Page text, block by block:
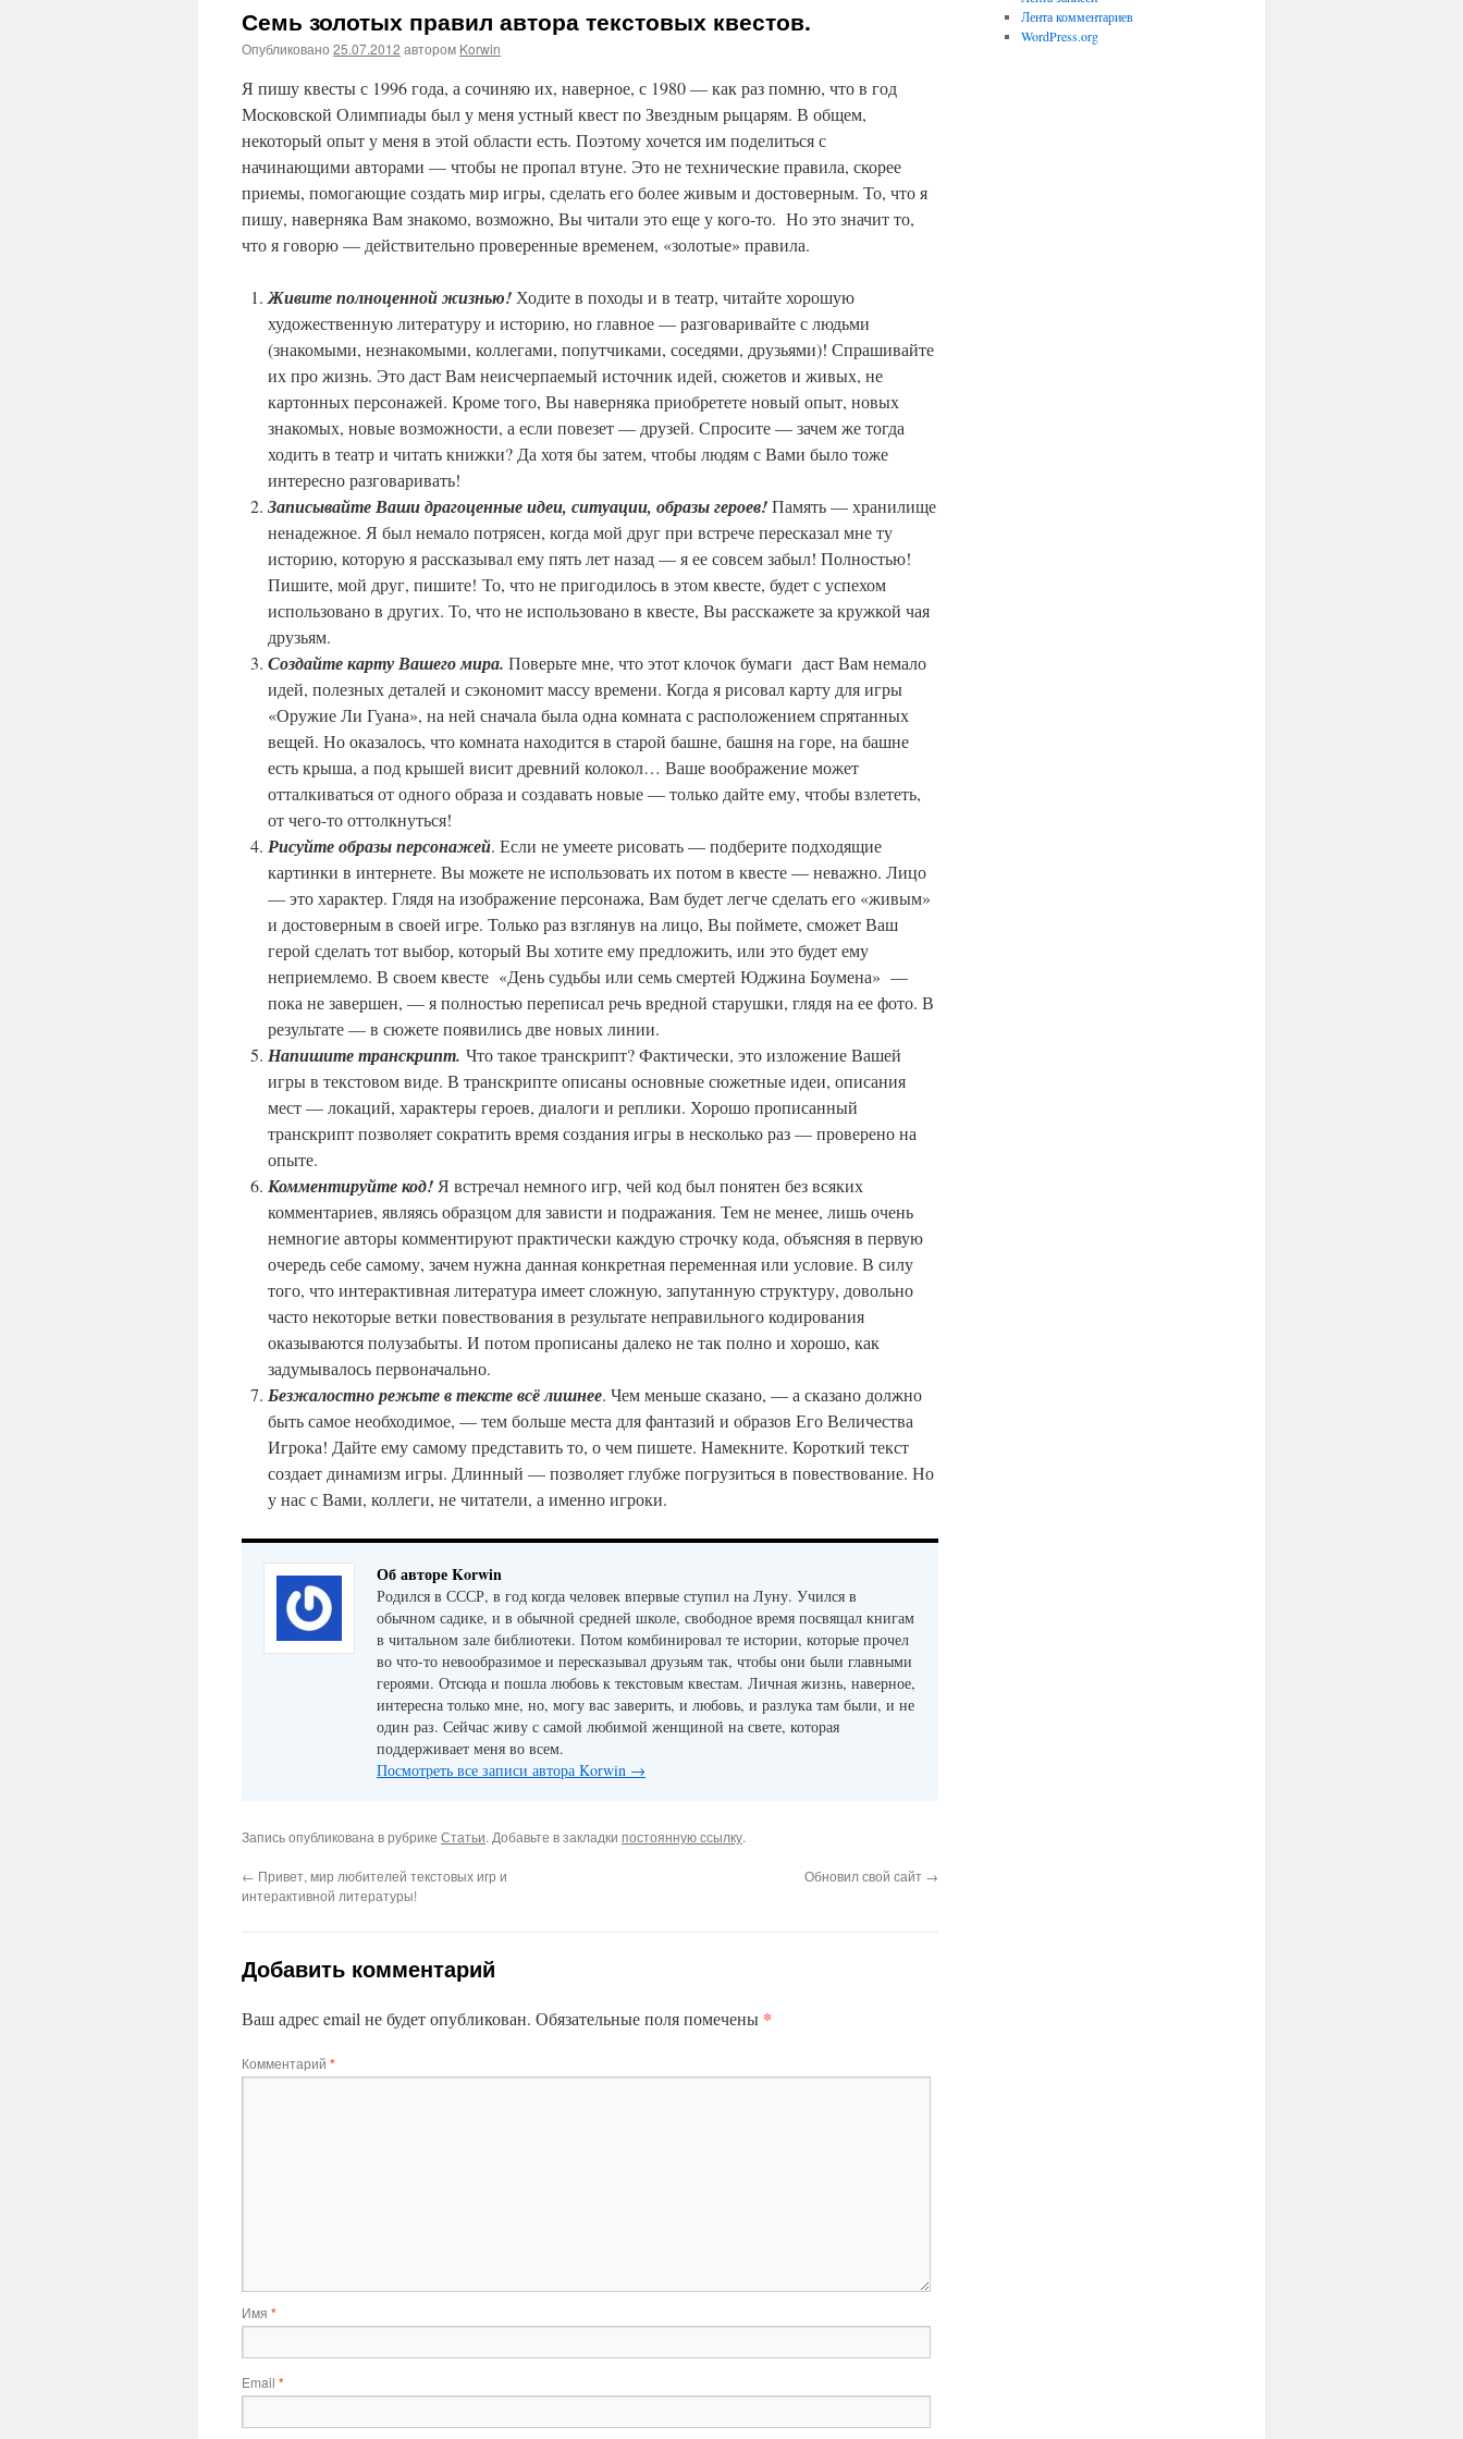
Семь золотых правил автора текстовых квестов.
Опубликовано 25.07.2012 автором Korwin
Я пишу квесты с 1996 года, а сочиняю их, наверное, с 1980 — как раз помню, что в год
Московской Олимпиады был у меня устный квест по Звездным рыцарям. В общем,
некоторый опыт у меня в этой области есть. Поэтому хочется им поделиться с
начинающими авторами — чтобы не пропал втуне. Это не технические правила, скорее
приемы, помогающие создать мир игры, сделать его более живым и достоверным. То, что я
пишу, наверняка Вам знакомо, возможно, Вы читали это еще у кого-то. Но это значит то,
что я говорю — действительно проверенные временем, «золотые» правила.
Живите полноценной жизнью! Ходите в походы и в театр, читайте хорошую
художественную литературу и историю, но главное — разговаривайте с людьми
(знакомыми, незнакомыми, коллегами, попутчиками, соседями, друзьями)! Спрашивайте
их про жизнь. Это даст Вам неисчерпаемый источник идей, сюжетов и живых, не
картонных персонажей. Кроме того, Вы наверняка приобретете новый опыт, новых
знакомых, новые возможности, а если повезет — друзей. Спросите — зачем же тогда
ходить в театр и читать книжки? Да хотя бы затем, чтобы людям с Вами было тоже
интересно разговаривать!
Записывайте Ваши драгоценные идеи, ситуации, образы героев!Память — хранилище
ненадежное. Я был немало потрясен, когда мой друг при встрече пересказал мне ту
историю, которую я рассказывал ему пять лет назад — я ее совсем забыл! Полностью!
Пишите, мой друг, пишите! То, что не пригодилось в этом квесте, будет с успехом
использовано в других. То, что не использовано в квесте, Вы расскажете за кружкой чая
друзьям.
Создайте карту Вашего мира. Поверьте мне, что этот клочок бумаги даст Вам немало
идей, полезных деталей и сэкономит массу времени. Когда я рисовал карту для игры
«Оружие Ли Гуана», на ней сначала была одна комната с расположением спрятанных
вещей. Но оказалось, что комната находится в старой башне, башня на горе, на башне
есть крыша, а под крышей висит древний колокол… Ваше воображение может
отталкиваться от одного образа и создавать новые — только дайте ему, чтобы взлететь,
от чего-то оттолкнуться!
Рисуйте образы персонажей. Если не умеете рисовать — подберите подходящие
картинки в интернете. Вы можете не использовать их потом в квесте — неважно. Лицо
— это характер. Глядя на изображение персонажа, Вам будет легче сделать его «живым»
и достоверным в своей игре. Только раз взглянув на лицо, Вы поймете, сможет Ваш
герой сделать тот выбор, который Вы хотите ему предложить, или это будет ему
неприемлемо. В своем квесте «День судьбы или семь смертей Юджина Боумена» —
пока не завершен, — я полностью переписал речь вредной старушки, глядя на ее фото. В
результате — в сюжете появились две новых линии.
Напишите транскрипт. Что такое транскрипт? Фактически, это изложение Вашей
игры в текстовом виде. В транскрипте описаны основные сюжетные идеи, описания
мест — локаций, характеры героев, диалоги и реплики. Хорошо прописанный
транскрипт позволяет сократить время создания игры в несколько раз — проверено на
опыте.
Комментируйте код! Я встречал немного игр, чей код был понятен без всяких
комментариев, являясь образцом для зависти и подражания. Тем не менее, лишь очень
немногие авторы комментируют практически каждую строчку кода, объясняя в первую
очередь себе самому, зачем нужна данная конкретная переменная или условие. В силу
того, что интерактивная литература имеет сложную, запутанную структуру, довольно
часто некоторые ветки повествования в результате неправильного кодирования
оказываются полузабыты. И потом прописаны далеко не так полно и хорошо, как
задумывалось первоначально.
Безжалостно режьте в тексте всё лишнее. Чем меньше сказано, — а сказано должно
быть самое необходимое, — тем больше места для фантазий и образов Его Величества
Игрока! Дайте ему самому представить то, о чем пишете. Намекните. Короткий текст
создает динамизм игры. Длинный — позволяет глубже погрузиться в повествование. Но
у нас с Вами, коллеги, не читатели, а именно игроки.
Об авторе Korwin
Родился в СССР, в год когда человек впервые ступил на Луну. Учился в
обычном садике, и в обычной средней школе, свободное время посвящал книгам
в читальном зале библиотеки. Потом комбинировал те истории, которые прочел
во что-то невообразимое и пересказывал друзьям так, чтобы они были главными
героями. Отсюда и пошла любовь к текстовым квестам. Личная жизнь, наверное,
интересна только мне, но, могу вас заверить, и любовь, и разлука там были, и не
один раз. Сейчас живу с самой любимой женщиной на свете, которая
поддерживает меня во всем.
Посмотреть все записи автора Korwin →
Запись опубликована в рубрике Статьи. Добавьте в закладки постоянную ссылку.
← Привет, мир любителей текстовых игр и
интерактивной литературы!
Обновил свой сайт →
Добавить комментарий
Ваш адрес email не будет опубликован. Обязательные поля помечены *
Комментарий *
Имя *
Email *
Лента комментариев
WordPress.org